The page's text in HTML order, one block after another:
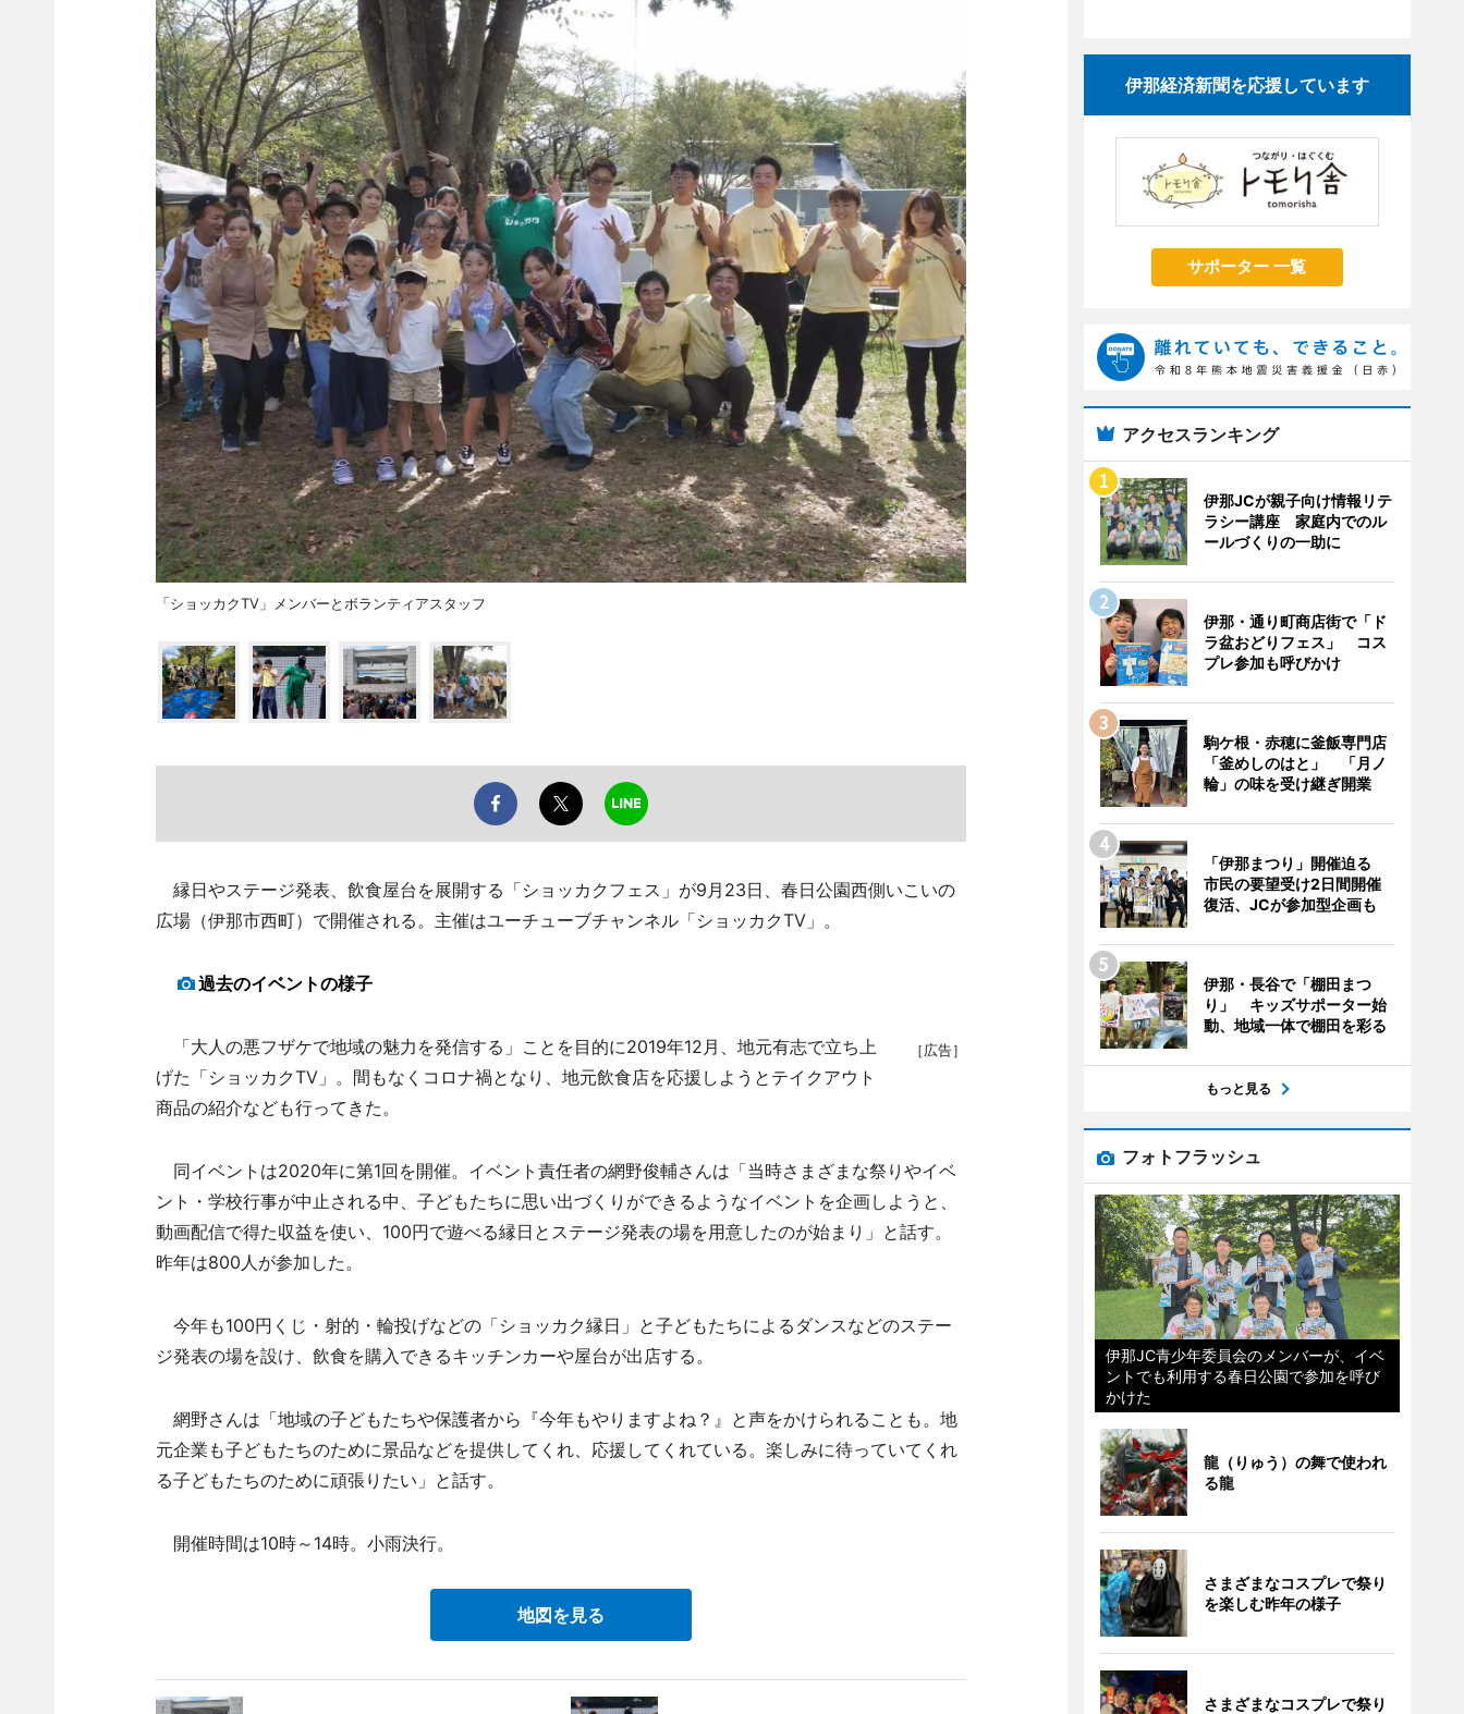
「ショッカクTV」メンバーとボランティアスタッフ
縁日やステージ発表、飲食屋台を展開する「ショッカクフェス」が9月23日、春日公園西側いこいの
広場（伊那市西町）で開催される。主催はユーチューブチャンネル「ショッカクTV」。
過去のイベントの様子
［広告］
「大人の悪フザケで地域の魅力を発信する」ことを目的に2019年12月、地元有志で立ち上
げた「ショッカクTV」。間もなくコロナ禍となり、地元飲食店を応援しようとテイクアウト
商品の紹介なども行ってきた。
同イベントは2020年に第1回を開催。イベント責任者の網野俊輔さんは「当時さまざまな祭りやイベ
ント・学校行事が中止される中、子どもたちに思い出づくりができるようなイベントを企画しようと、
動画配信で得た収益を使い、100円で遊べる縁日とステージ発表の場を用意したのが始まり」と話す。
昨年は800人が参加した。
今年も100円くじ・射的・輪投げなどの「ショッカク縁日」と子どもたちによるダンスなどのステー
ジ発表の場を設け、飲食を購入できるキッチンカーや屋台が出店する。
網野さんは「地域の子どもたちや保護者から『今年もやりますよね？』と声をかけられることも。地
元企業も子どもたちのために景品などを提供してくれ、応援してくれている。楽しみに待っていてくれ
る子どもたちのために頑張りたい」と話す。
開催時間は10時～14時。小雨決行。
地図を見る
伊那経済新聞を応援しています
サポーター 一覧
アクセスランキング
伊那JCが親子向け情報リテ
ラシー講座 家庭内でのル
ールづくりの一助に
伊那・通り町商店街で「ド
ラ盆おどりフェス」 コス
プレ参加も呼びかけ
駒ケ根・赤穂に釜飯専門店
「釜めしのはと」 「月ノ
輪」の味を受け継ぎ開業
「伊那まつり」開催迫る
市民の要望受け2日間開催
復活、JCが参加型企画も
伊那・長谷で「棚田まつ
り」 キッズサポーター始
動、地域一体で棚田を彩る
もっと見る
フォトフラッシュ
伊那JC青少年委員会のメンバーが、イベ
ントでも利用する春日公園で参加を呼び
かけた
龍（りゅう）の舞で使われ
る龍
さまざまなコスプレで祭り
を楽しむ昨年の様子
さまざまなコスプレで祭り